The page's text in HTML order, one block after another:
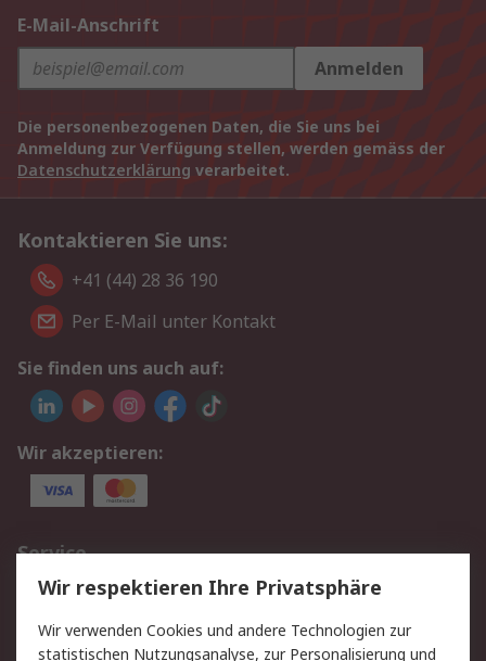
E-Mail-Anschrift
Anmelden
Die personenbezogenen Daten, die Sie uns bei
Anmeldung zur Verfügung stellen, werden gemäss der
Datenschutzerklärung verarbeitet.
Kontaktieren Sie uns:
+41 (44) 28 36 190
Per E-Mail unter Kontakt
Sie finden uns auch auf:
Wir akzeptieren:
Service
Value Added Services
Lieferlösungen
Rücksendungen
Kontakt
Hilfe
Wir respektieren Ihre Privatsphäre
Wir verwenden Cookies und andere Technologien zur
statistischen Nutzungsanalyse, zur Personalisierung und